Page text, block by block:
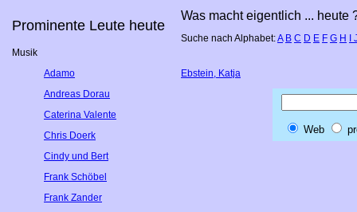
Prominente Leute heute
Was macht eigentlich ... heute
Suche nach Alphabet:A B C D E F G H
Musik
Adamo
Andreas Dorau
Caterina Valente
Chris Doerk
Cindy und Bert
Frank Schöbel
Frank Zander
Ebstein, Katja
Web